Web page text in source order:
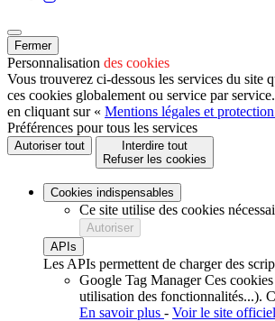
Fermer
Personnalisation des cookies
Vous trouverez ci-dessous les services du site
ces cookies globalement ou service par
en cliquant sur « Mentions légales et
Préférences pour tous les services
Autoriser tout
Interdire tout
Refuser les cookies
Cookies indispensables
Ce site utilise des cookies
Autoriser
APIs
Les APIs permettent de charger des
Google Tag Manager Ces
utilisation des fonctionnalités...).
En savoir plus - Voir le site officiel